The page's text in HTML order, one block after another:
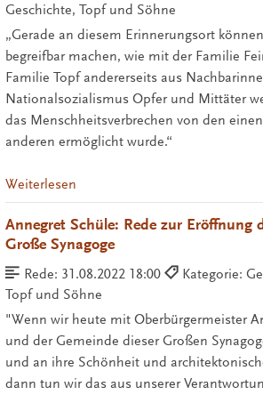
Geschichte, Topf und Söhne
„Gerade an diesem Erinnerungsort
begreifbar machen, wie mit der Familie
Familie Topf andererseits aus
Nationalsozialismus Opfer und Mittäter
das Menschheitsverbrechen von den
anderen ermöglicht wurde.“
Weiterlesen
Annegret Schüle: Rede zur Eröffnung
Große Synagoge
Rede: 31.08.2022 18:00
Kategorie:
Topf und Söhne
"Wenn wir heute mit Oberbürgermeister
und der Gemeinde dieser Großen
und an ihre Schönheit und
dann tun wir das aus unserer